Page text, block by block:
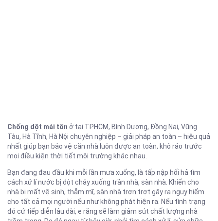
Chống dột mái tôn ở tại TPHCM, Bình Dương, Đồng Nai, Vũng
Tàu, Hà Tĩnh, Hà Nội chuyên nghiệp – giải pháp an toàn – hiệu quả
nhất giúp bạn bảo vệ căn nhà luôn được an toàn, khô ráo trước
mọi điều kiện thời tiết môi trường khác nhau.
Bạn đang đau đầu khi mỗi lần mưa xuống, là tấp nập hối hả tìm
cách xử lí nước bị dột chảy xuống trần nhà, sàn nhà. Khiến cho
nhà bị mất vệ sinh, thẫm mĩ, sàn nhà trơn trợt gây ra nguy hiểm
cho tất cả mọi người nếu như không phát hiện ra. Nếu tình trạng
đó cứ tiếp diễn lâu dài, e rằng sẽ làm giảm sút chất lượng nhà